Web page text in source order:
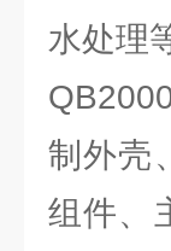
水处理
制外壳
组件、